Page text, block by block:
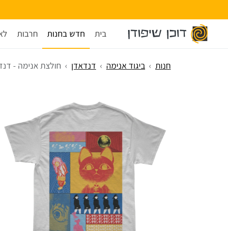
בית חדש בחנות חרבות
חנות ביגוד אנימה דנדאדן חולצת אנימה -